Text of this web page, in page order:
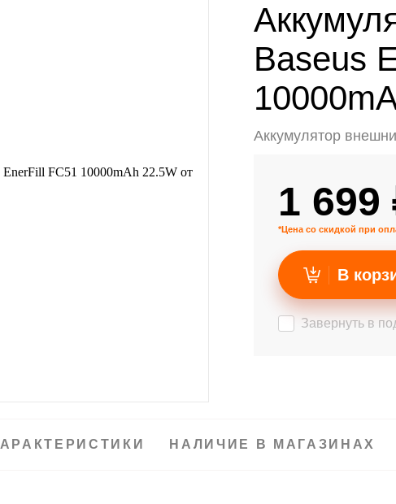
Baseus
Аккумулятор
1 699
*Цена со скидкой при
В
Завернуть в
НАЛИЧИЕ В МАГАЗИНАХ